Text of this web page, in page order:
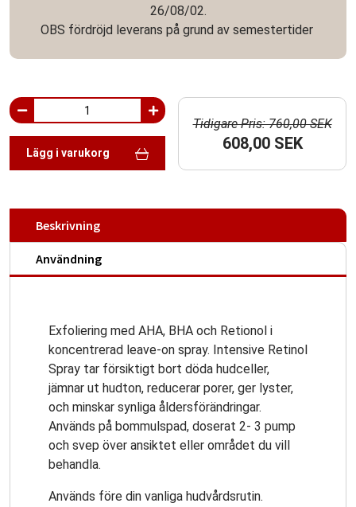
26/08/02.
OBS fördröjd leverans på grund av semestertider
Lägg i varukorg
Tidigare Pris: 760,00 SEK
608,00 SEK
Beskrivning
Användning
Exfoliering med AHA, BHA och Retionol i
koncentrerad leave-on spray. Intensive Retinol
Spray tar försiktigt bort döda hudceller,
jämnar ut hudton, reducerar porer, ger lyster,
och minskar synliga åldersförändringar.
Används på bommulspad, doserat 2- 3 pump
och svep över ansiktet eller området du vill
behandla.
Används före din vanliga hudvårdsrutin.